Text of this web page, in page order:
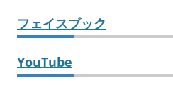
フェイスブック
YouTube